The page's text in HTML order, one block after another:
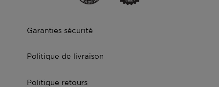
Garanties sécurité
Politique de livraison
Politique retours